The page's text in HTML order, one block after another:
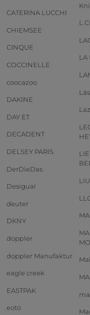
CATERINA LUCCHI
CHIEMSEE
CINQUE
COCCINELLE
coocazoo
DAKINE
DAY ET
DECADENT
DELSEY PARIS
DerDieDas
Desigual
deuter
DKNY
doppler
doppler Manufaktur
eagle creek
EASTPAK
eoto
LA